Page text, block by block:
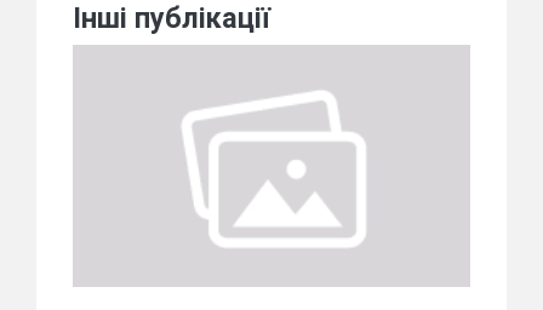
Інші публікації